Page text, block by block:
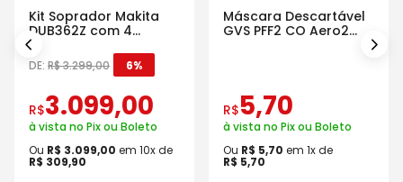
Kit Soprador Makita
DUB362Z com 4
Baterias Carregador e
Maleta
DE: R$3.299,00 6%
R$3.099,00
à vista no Pix ou Boleto
Ou R$ 3.099,00 em 10x de
R$ 309,90
Máscara Descartável
GVS PFF2 CO Aero2
R$5,70
à vista no Pix ou Boleto
Ou R$ 5,70 em 1x de
R$ 5,70